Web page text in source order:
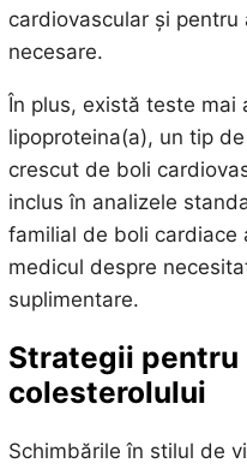
cardiovascular și
necesare.
În plus, există teste mai
lipoproteina(a), un tip
crescut de boli
inclus în analizele
familial de boli cardiace
medicul despre
suplimentare.
Strategii pentru
colesterolului
Schimbările în stilul de